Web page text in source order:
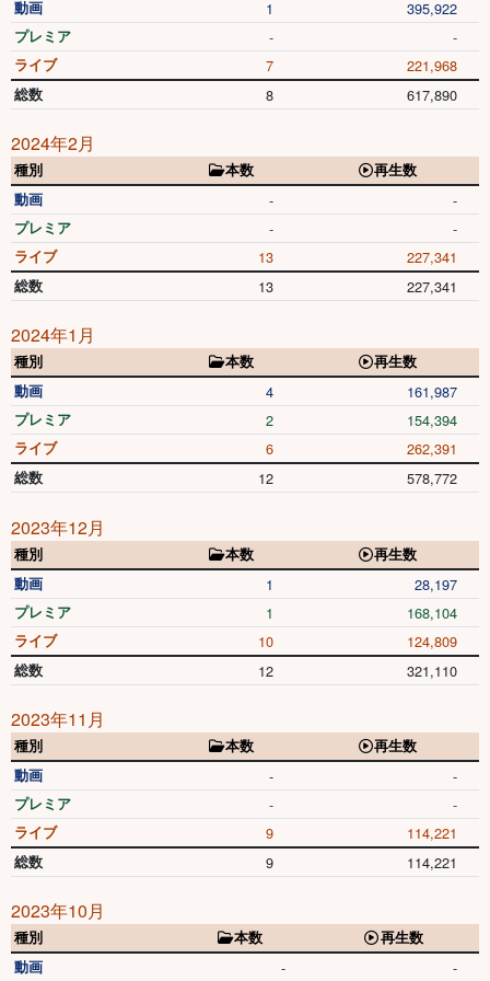
動画 1 395,922
プレミア - -
ライブ 7 221,968
総数 8 617,890
2024年2月
種別 本数
再生数
動画
- -
プレミア - -
ライブ 13 227,341
総数 13 227,341
2024年1月
種別 本数
再生数
動画
4 161,987
プレミア 2 154,394
ライブ 6 262,391
総数 12 578,772
2023年12月
種別 本数
再生数
動画
1 28,197
プレミア 1 168,104
ライブ 10 124,809
総数 12 321,110
2023年11月
種別 本数
再生数
動画
- -
プレミア - -
ライブ 9 114,221
総数 9 114,221
2023年10月
種別 本数
再生数
動画
- -